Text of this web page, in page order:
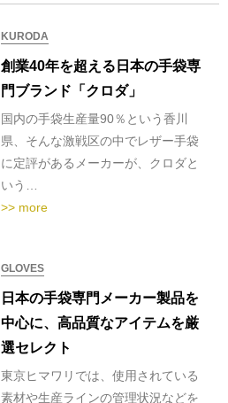
KURODA
創業40年を超える日本の手袋専
門ブランド「クロダ」
国内の手袋生産量90％という香川
県、そんな激戦区の中でレザー手袋
に定評があるメーカーが、クロダと
いう…
>> more
GLOVES
日本の手袋専門メーカー製品を
中心に、高品質なアイテムを厳
選セレクト
東京ヒマワリでは、使用されている
素材や生産ラインの管理状況などを